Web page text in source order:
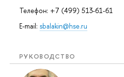
Телефон: +7 (499) 513-61-61
E-mail: sbalakin@hse.ru
РУКОВОДСТВО